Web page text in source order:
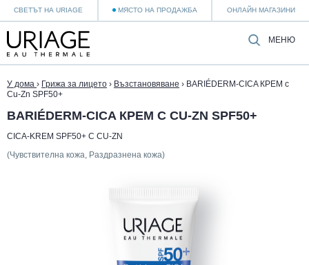
СВЕТЪТ НА URIAGE МЯСТО НА ПРОДАЖБА ОНЛАЙН МАГАЗИНИ
МЕНЮ
У дома › Грижа за лицето › Възстановяване › BARIÉDERM-CICA КРЕМ с
Cu-Zn SPF50+
BARIÉDERM-CICA КРЕМ С CU-ZN SPF50+
CICA-KREM SPF50+ С CU-ZN
(Чувствителна кожа, Раздразнена кожа)